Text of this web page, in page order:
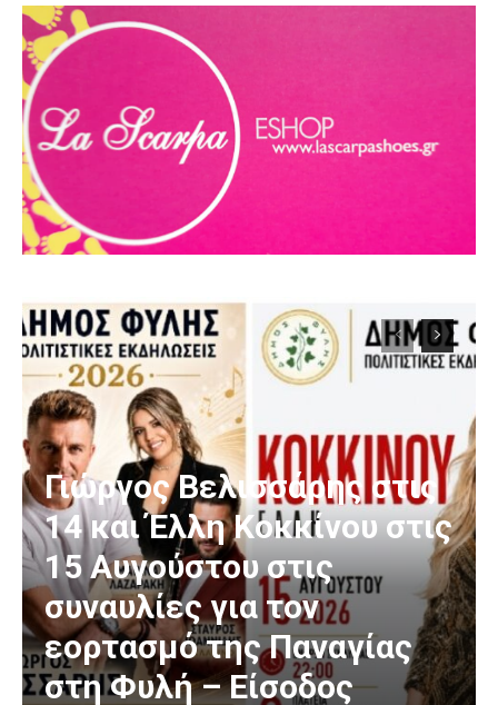
Γιώργος Βελισσάρης στις
14 και Έλλη Κοκκίνου στις
15 Αυγούστου στις
συναυλίες για τον
εορτασμό της Παναγίας
στη Φυλή – Είσοδος